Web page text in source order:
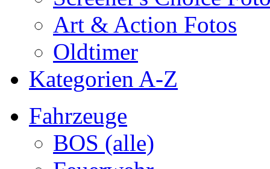
Art & Action Fotos
Oldtimer
Kategorien A-Z
Fahrzeuge
BOS (alle)